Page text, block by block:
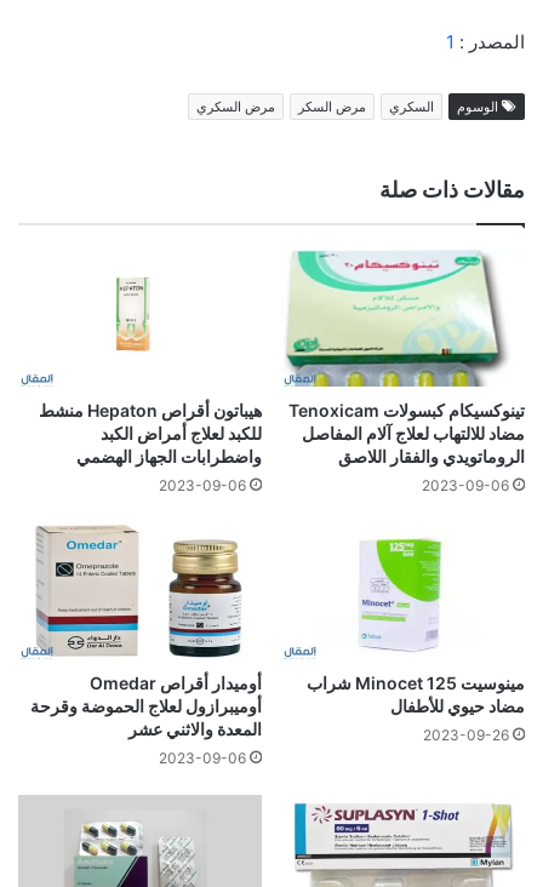
المصدر : 1
الوسوم السكري مرض السكر مرض السكري
مقالات ذات صلة
تينوكسيكام كبسولات Tenoxicam
مضاد للالتهاب لعلاج آلام المفاصل
الروماتويدي والفقار اللاصق
2023-09-06
هيباتون أقراص Hepaton منشط
للكبد لعلاج أمراض الكبد
واضطرابات الجهاز الهضمي
2023-09-06
مينوسيت 125 Minocet شراب
مضاد حيوي للأطفال
2023-09-26
أوميدار أقراص Omedar
أوميبرازول لعلاج الحموضة وقرحة
المعدة والاثني عشر
2023-09-06